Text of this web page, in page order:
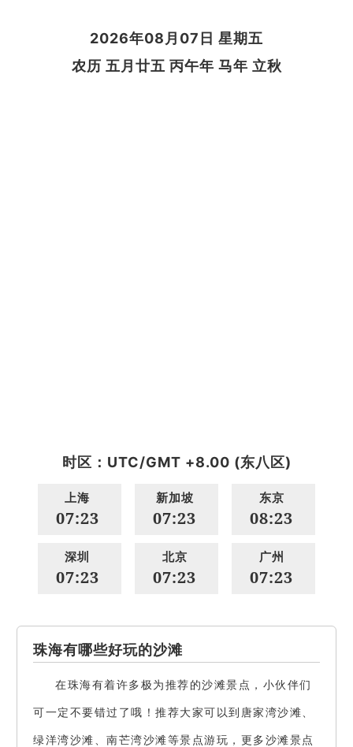
2026年08月07日 星期五
农历 五月廿五 丙午年 马年 立秋
时区：UTC/GMT +8.00 (东八区)
上海
07:23
新加坡
07:23
东京
08:23
深圳
07:23
北京
07:23
广州
07:23
珠海有哪些好玩的沙滩
在珠海有着许多极为推荐的沙滩景点，小伙伴们
可一定不要错过了哦！推荐大家可以到唐家湾沙滩、
绿洋湾沙滩、南芒湾沙滩等景点游玩，更多沙滩景点